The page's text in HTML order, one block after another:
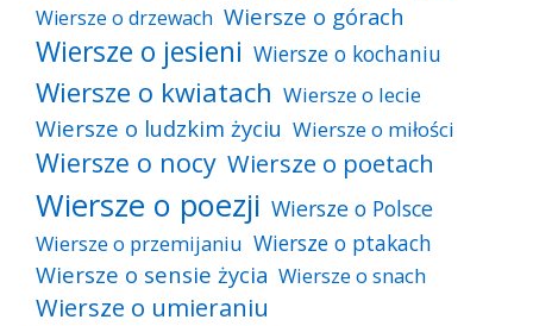
Wiersze o drzewach Wiersze o górach
Wiersze o jesieni Wiersze o kochaniu
Wiersze o kwiatach Wiersze o lecie
Wiersze o ludzkim życiu Wiersze o miłości
Wiersze o nocy Wiersze o poetach
Wiersze o poezji Wiersze o Polsce
Wiersze o przemijaniu Wiersze o ptakach
Wiersze o sensie życia Wiersze o snach
Wiersze o umieraniu